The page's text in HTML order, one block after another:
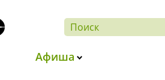
Афиша